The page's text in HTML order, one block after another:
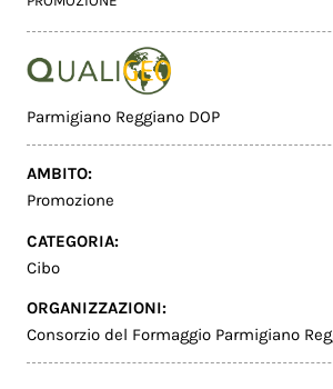
Parmigiano Reggiano DOP
AMBITO:
Promozione
CATEGORIA:
Cibo
ORGANIZZAZIONI:
Consorzio del Formaggio Parmigiano